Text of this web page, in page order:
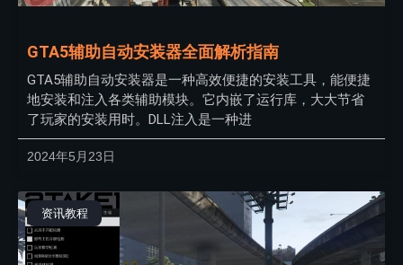
GTA5辅助自动安装器全面解析指南
GTA5辅助自动安装器是一种高效便捷的安装工具，能便捷
地安装和注入各类辅助模块。它内嵌了运行库，大大节省
了玩家的安装用时。DLL注入是一种进
2024年5月23日
资讯教程